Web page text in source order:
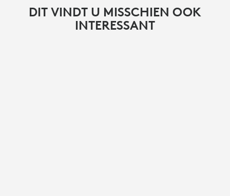
DIT VINDT U MISSCHIEN OOK
INTERESSANT